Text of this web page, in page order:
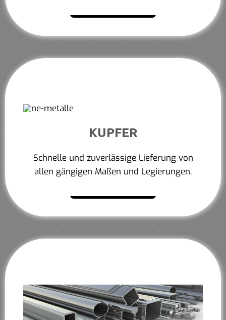
KUPFER
Schnelle und zuverlässige Lieferung von
allen gängigen Maßen und Legierungen.